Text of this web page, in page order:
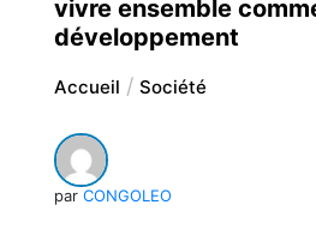
vivre ensemble
développement
Accueil Société
par CONGOLEO